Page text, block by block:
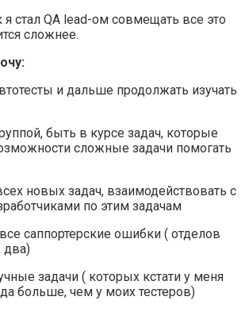
я стал QA lead-ом совмещать все это
сложнее.
и дальше продолжать изучать
быть в курсе задач, которые
сложные задачи помогать
новых задач, взаимодействовать с
по этим задачам
саппортерские ошибки ( отделов
два)
задачи ( которых кстати у меня
больше, чем у моих тестеров)